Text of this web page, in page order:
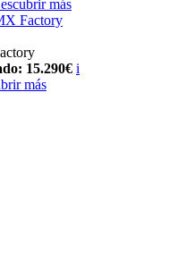
más
Factory
15.290€ i
más